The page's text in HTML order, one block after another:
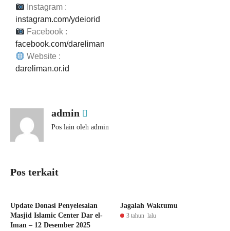
Instagram :
instagram.com/ydeiorid
Facebook :
facebook.com/dareliman
Website :
dareliman.or.id
admin
Pos lain oleh admin
Pos terkait
Update Donasi Penyelesaian
Masjid Islamic Center Dar el-
Iman – 12 Desember 2025
Jagalah Waktumu
3 tahun lalu